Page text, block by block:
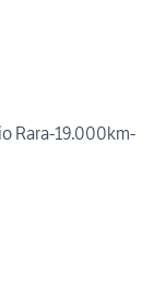
Rara-19.000km-